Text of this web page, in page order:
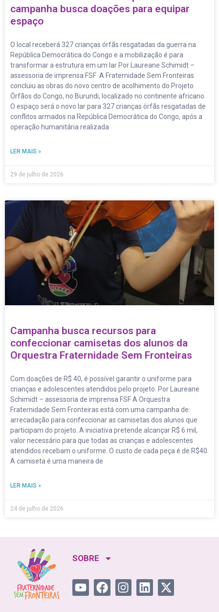
campanha busca doações para equipar
espaço
O local receberá 327 crianças órfãs resgatadas da guerra na
República Democrática do Congo e a mobilização é para
transformar a estrutura em um lar Por Laureane Schimidt –
assessoria de imprensa FSF A Fraternidade Sem Fronteiras
concluiu as obras do novo centro de acolhimento do Projeto
Órfãos do Congo, no Burundi, localizado no continente africano.
O espaço será o novo lar para 327 crianças órfãs resgatadas de
conflitos armados na República Democrática do Congo, após a
operação humanitária realizada
LER MAIS »
29 de julho de 2026
Campanha busca recursos para
confeccionar camisetas dos alunos da
Orquestra Fraternidade Sem Fronteiras
Com doações de R$ 40, é possível garantir o uniforme para
crianças e adolescentes atendidos pelo projeto. Por Laureane
Schimidt – assessoria de imprensa FSF A Orquestra
Fraternidade Sem Fronteiras está com uma campanha de
arrecadação para confeccionar as camisetas dos alunos que
participam do projeto. A iniciativa pretende alcançar R$ 6 mil,
valor necessário para que todas as crianças e adolescentes
atendidos recebam o uniforme. O custo de cada peça é de R$40.
A camiseta é uma maneira de
LER MAIS »
24 de julho de 2026
SOBRE